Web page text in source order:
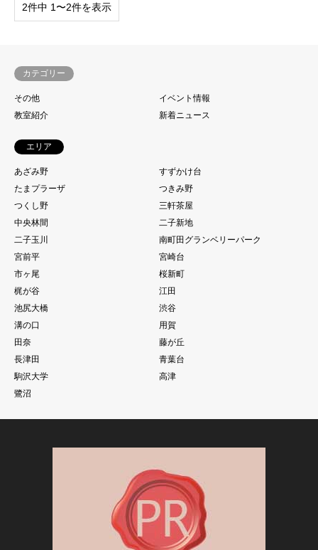
2件中 1〜2件を表示
カテゴリー
その他
イベント情報
教室紹介
新着ニュース
エリア
あざみ野
すずかけ台
たまプラーザ
つきみ野
つくし野
三軒茶屋
中央林間
二子新地
二子玉川
南町田グランベリーパーク
宮前平
宮崎台
市ヶ尾
桜新町
梶が谷
江田
池尻大橋
渋谷
溝の口
用賀
田奈
藤が丘
長津田
青葉台
駒沢大学
高津
鷺沼